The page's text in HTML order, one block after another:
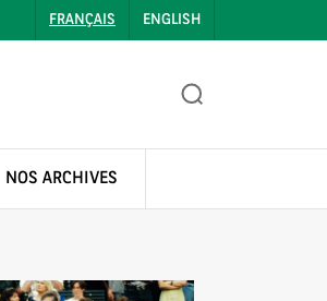
FRANÇAIS ENGLISH
NOS ARCHIVES